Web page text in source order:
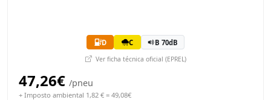
D C B 70dB
Ver ficha técnica oficial (EPREL)
47,26€ /pneu
+ Imposto ambiental 1,82 € = 49,08€